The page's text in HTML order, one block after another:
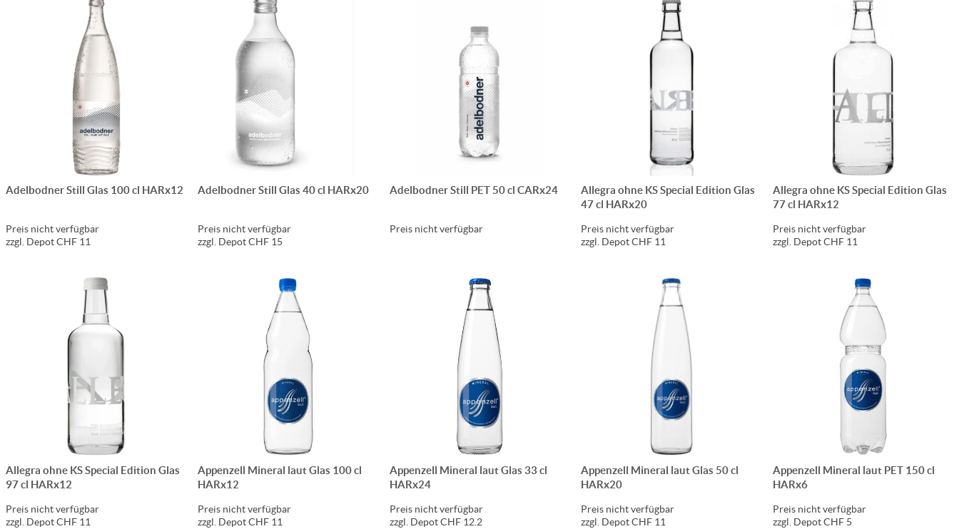
Adelbodner Still Glas 100 cl HARx12
Preis nicht verfügbar
zzgl. Depot CHF 11
Adelbodner Still Glas 40 cl HARx20
Preis nicht verfügbar
zzgl. Depot CHF 15
Adelbodner Still PET 50 cl CARx24
Preis nicht verfügbar
Allegra ohne KS Special Edition Glas
47 cl HARx20
Preis nicht verfügbar
zzgl. Depot CHF 11
Allegra ohne KS Special Edition Glas
77 cl HARx12
Preis nicht verfügbar
zzgl. Depot CHF 11
Allegra ohne KS Special Edition Glas
97 cl HARx12
Preis nicht verfügbar
zzgl. Depot CHF 11
Appenzell Mineral laut Glas 100 cl
HARx12
Preis nicht verfügbar
zzgl. Depot CHF 11
Appenzell Mineral laut Glas 33 cl
HARx24
Preis nicht verfügbar
zzgl. Depot CHF 12.2
Appenzell Mineral laut Glas 50 cl
HARx20
Preis nicht verfügbar
zzgl. Depot CHF 11
Appenzell Mineral laut PET 150 cl
HARx6
Preis nicht verfügbar
zzgl. Depot CHF 5